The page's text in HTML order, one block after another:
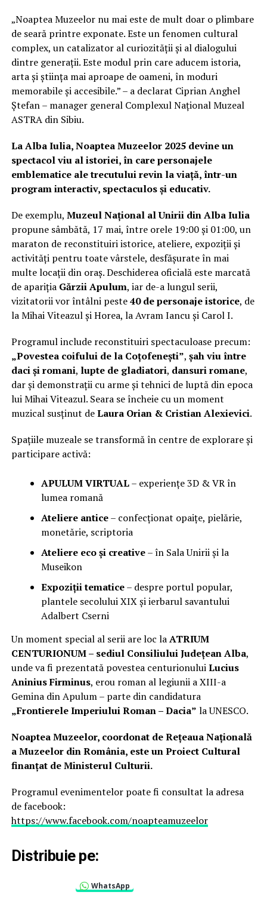
„Noaptea Muzeelor nu mai este de mult doar o plimbare
de seară printre exponate. Este un fenomen cultural
complex, un catalizator al curiozității și al dialogului
dintre generații. Este modul prin care aducem istoria,
arta și știința mai aproape de oameni, în moduri
memorabile și accesibile.” – a declarat Ciprian Anghel
Ştefan – manager general Complexul Naţional Muzeal
ASTRA din Sibiu.
La Alba Iulia, Noaptea Muzeelor 2025 devine un
spectacol viu al istoriei, în care personajele
emblematice ale trecutului revin la viață, într-un
program interactiv, spectaculos și educativ.
De exemplu, Muzeul Național al Unirii din Alba Iulia
propune sâmbătă, 17 mai, între orele 19:00 și 01:00, un
maraton de reconstituiri istorice, ateliere, expoziții și
activități pentru toate vârstele, desfășurate în mai
multe locații din oraș. Deschiderea oficială este marcată
de apariția Gărzii Apulum, iar de-a lungul serii,
vizitatorii vor întâlni peste40 de personaje istorice, de
la Mihai Viteazul și Horea, la Avram Iancu și Carol I.
Programul include reconstituiri spectaculoase precum:
„Povestea coifului de la Coțofenești”, șah viu între
daci și romani, lupte de gladiatori, dansuri romane,
dar și demonstrații cu arme și tehnici de luptă din epoca
lui Mihai Viteazul. Seara se încheie cu un moment
muzical susținut deLaura Orian & Cristian Alexievici.
Spațiile muzeale se transformă în centre de explorare și
participare activă:
APULUM VIRTUAL– experiențe 3D & VR în
lumea romană
Ateliere antice– confecționat opaițe, pielărie,
monetărie, scriptoria
Ateliere eco și creative– în Sala Unirii și la
Museikon
Expoziții tematice– despre portul popular,
plantele secolului XIX și ierbarul savantului
Adalbert Cserni
Un moment special al serii are loc laATRIUM
CENTURIONUM – sediul Consiliului Județean Alba,
unde va fi prezentată povestea centurionuluiLucius
Aninius Firminus, erou roman al legiunii a XIII-a
Gemina din Apulum – parte din candidatura
„Frontierele Imperiului Roman – Dacia” la UNESCO.
Noaptea Muzeelor, coordonat de Rețeaua Națională
a Muzeelor din România, este un Proiect Cultural
finanțat de Ministerul Culturii.
Programul evenimentelor poate fi consultat la adresa
de facebook:
https://www.facebook.com/noapteamuzeelor
Distribuie pe:
WhatsApp